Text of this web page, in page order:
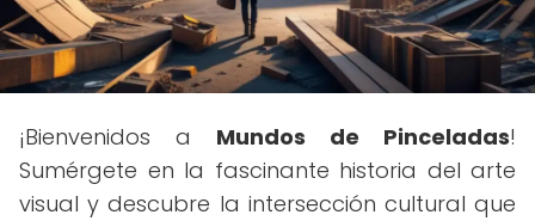
¡Bienvenidos a Mundos de Pinceladas!
Sumérgete en la fascinante historia del arte
visual y descubre la intersección cultural que